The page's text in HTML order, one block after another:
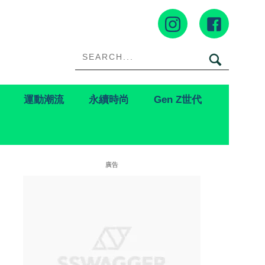
運動潮流 永續時尚 Gen Z世代
廣告